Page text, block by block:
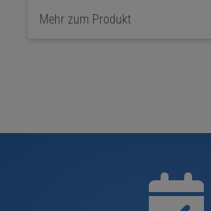
Mehr zum Produkt